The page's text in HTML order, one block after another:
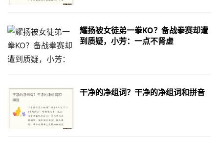
耀扬被女徒弟一拳KO？备战拳赛却遭
到质疑，小芳：一点不肾虚
干净的净组词？干净的净组词和拼音